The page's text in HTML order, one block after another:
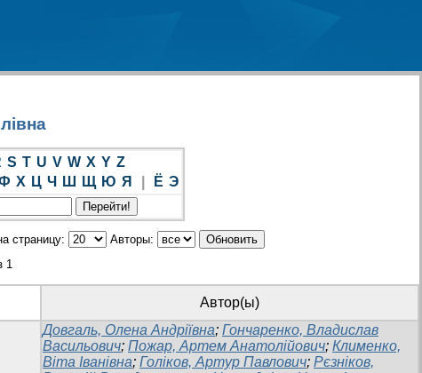
S T U V W X Y Z
Х Ц Ч Ш Щ Ю Я Ё Э
страницу:
Авторы:
1
Автор(ы)
Довгаль, Олена Андріївна; Гончаренко, Владислав
Васильович; Пожар, Артем Анатолійович; Клименко,
Віта Іванівна; Голіков, Артур Павлович; Рєзніков,